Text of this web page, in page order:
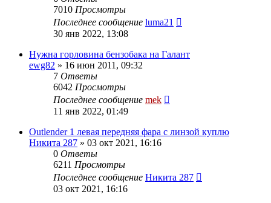
7010 Просмотры
Последнее сообщение luma21
30 янв 2022, 13:08
Нужна горловина бензобака на Галант
ewg82 » 16 июн 2011, 09:32
7 Ответы
6042 Просмотры
Последнее сообщение mek
11 янв 2022, 01:49
Outlender 1 левая передняя фара с линзой куплю
Никита 287 » 03 окт 2021, 16:16
0 Ответы
6211 Просмотры
Последнее сообщение Никита 287
03 окт 2021, 16:16